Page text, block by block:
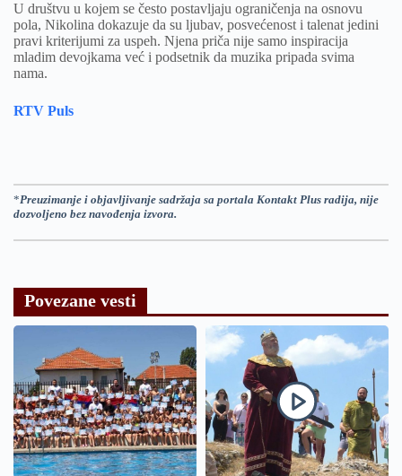
U društvu u kojem se često postavljaju ograničenja na osnovu
pola, Nikolina dokazuje da su ljubav, posvećenost i talenat jedini
pravi kriterijumi za uspeh. Njena priča nije samo inspiracija
mladim devojkama već i podsetnik da muzika pripada svima
nama.
RTV Puls
*Preuzimanje i objavljivanje sadržaja sa portala Kontakt Plus radija, nije
dozvoljeno bez navođenja izvora.
Povezane vesti